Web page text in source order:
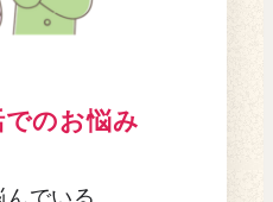
のお悩み
んでいる